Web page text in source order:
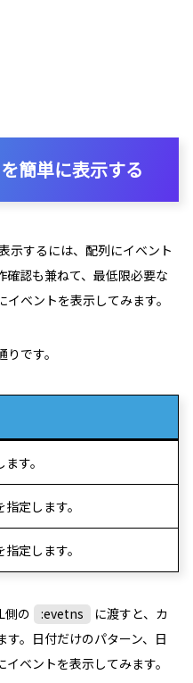
簡単に表示する
示するには、配列にイベント
確認も兼ねて、最低限必要な
ベントを表示してみます。
です。
す。
定します。
定します。
側の :evetns
に渡すと、カ
す。日付だけのパターン、日
ベントを表示してみます。